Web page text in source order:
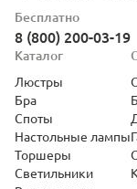
Бесплатно
8 (800) 200-03-19
Каталог
Люстры
Бра
Споты
Настольные лампы
Торшеры
Светильники